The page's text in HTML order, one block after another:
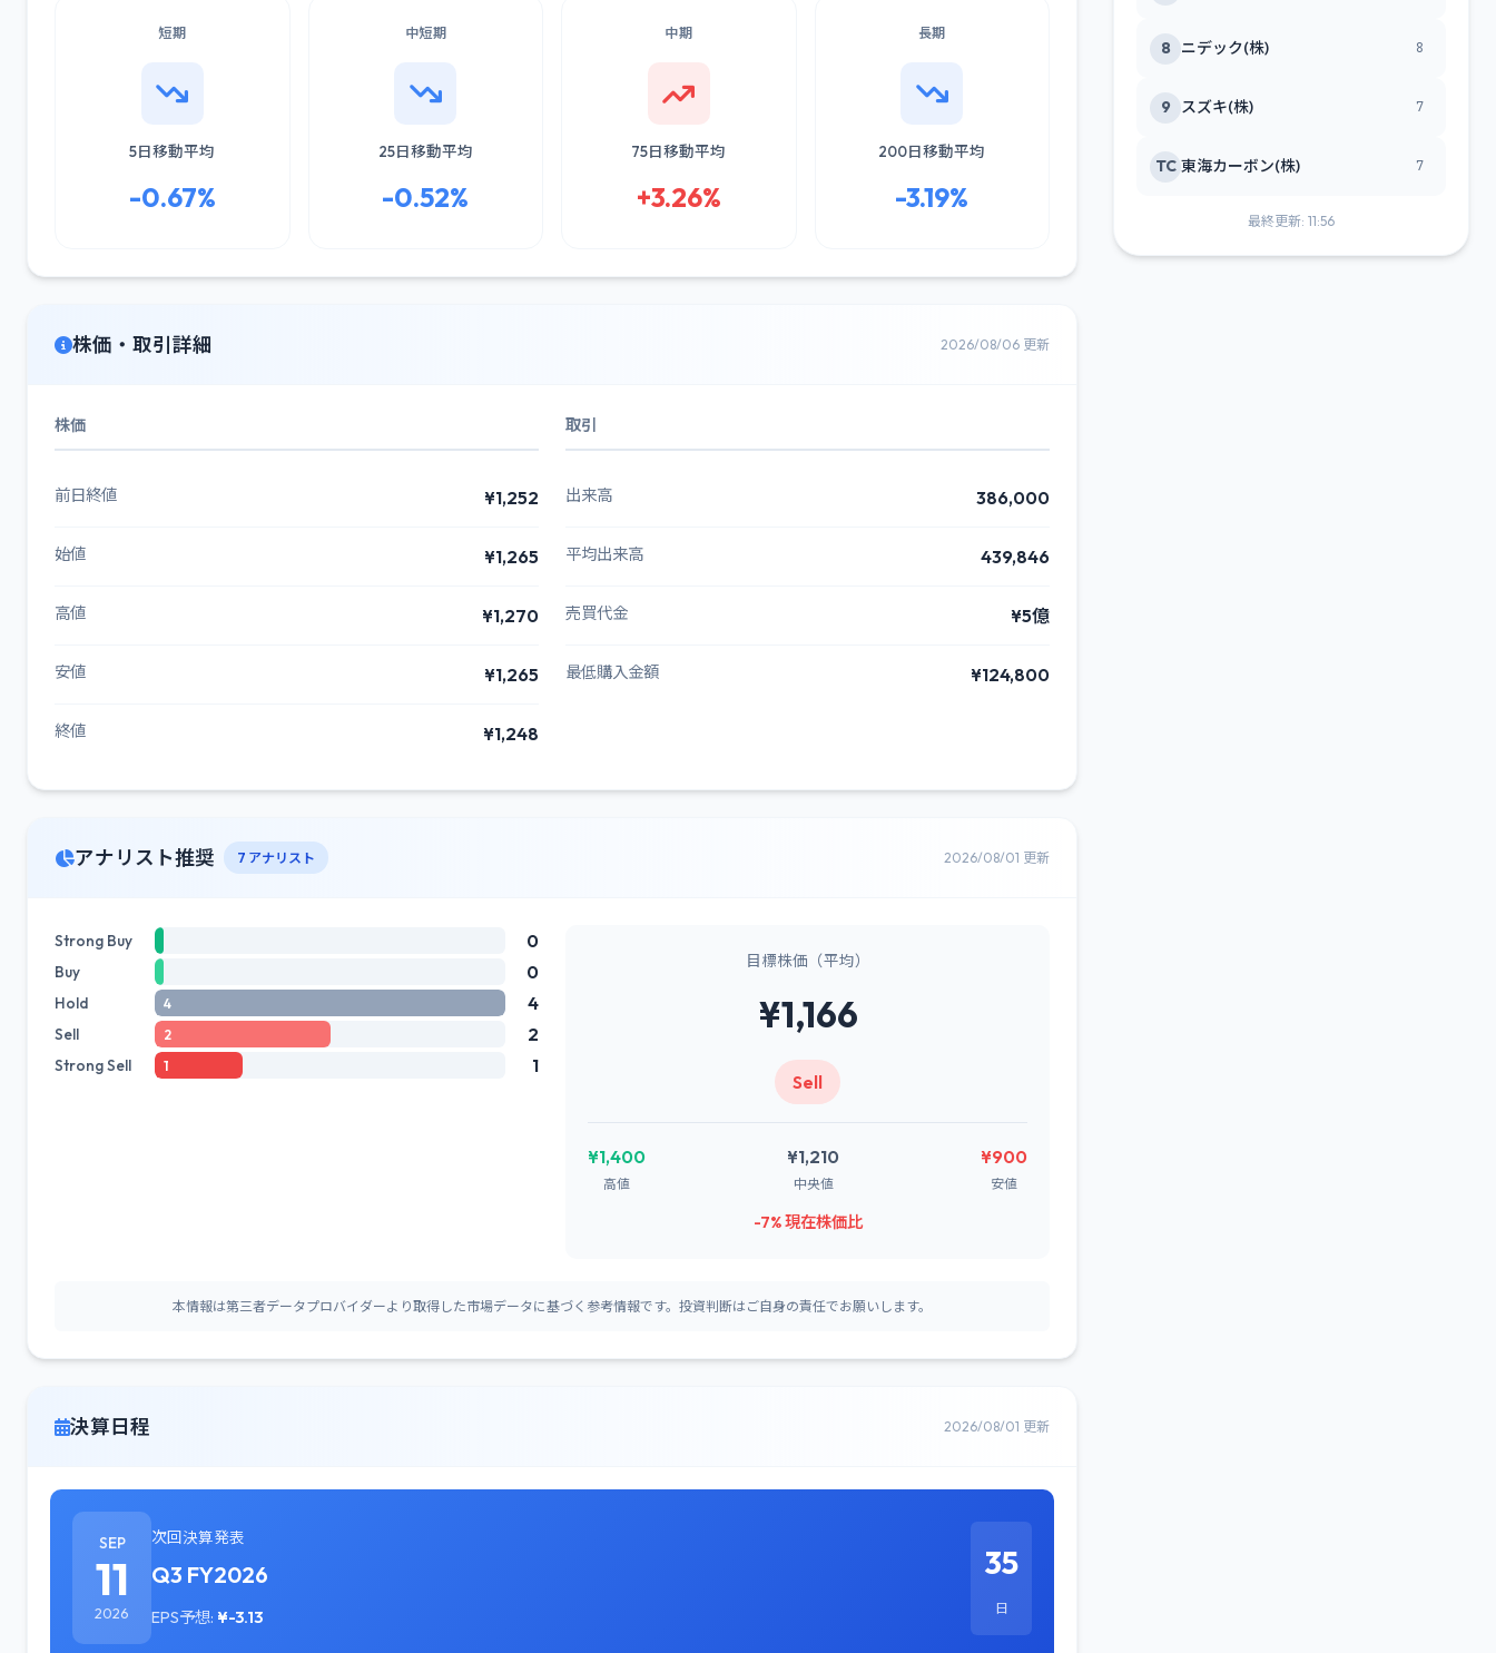
短期
5日移動平均
-0.67%
中短期
25日移動平均
-0.52%
中期
75日移動平均
+3.26%
長期
200日移動平均
-3.19%
株価・取引詳細 2026/08/06 更新
株価
前日終値 ¥1,252
始値 ¥1,265
高値 ¥1,270
安値 ¥1,265
終値 ¥1,248
取引
出来高 386,000
平均出来高 439,846
売買代金 ¥5億
最低購入金額 ¥124,800
アナリスト推奨 7 アナリスト 2026/08/01 更新
Strong Buy 0
Buy 0
Hold 4 4
Sell 2 2
Strong Sell 1 1
目標株価（平均）
¥1,166
Sell
¥1,400
高値
¥1,210
中央値
¥900
安値
-7% 現在株価比
本情報は第三者データプロバイダーより取得した市場データに基づく参考情報です。投資判断はご自身の責任でお願いします。
決算日程 2026/08/01 更新
SEP
11
2026
次回決算発表
Q3 FY2026
EPS予想: ¥-3.13
35
日
8 ニデック(株) 8
9 スズキ(株) 7
TC 東海カーボン(株) 7
最終更新: 11:56